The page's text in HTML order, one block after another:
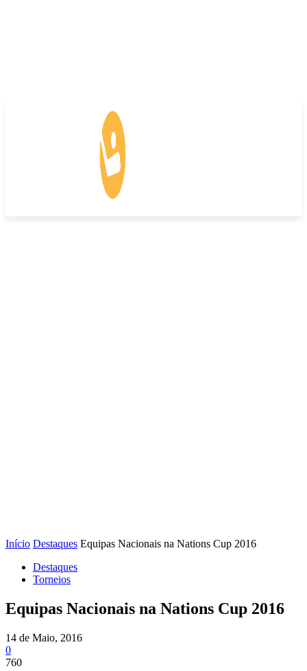
Início Destaques Equipas Nacionais na Nations Cup 2016
Destaques
Torneios
Equipas Nacionais na Nations Cup 2016
14 de Maio, 2016
0
760